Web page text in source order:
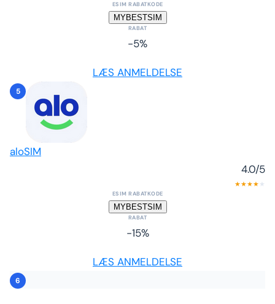
ESIM RABATKODE
MYBESTSIM
RABAT
-5%
LÆS ANMELDELSE
5
aloSIM
4.0/5
★★★★ ★
ESIM RABATKODE
MYBESTSIM
RABAT
-15%
LÆS ANMELDELSE
6